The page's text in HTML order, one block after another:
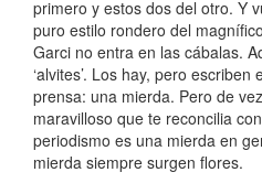
primero y estos dos del otro. Y
puro estilo rondero del
Garci no entra en las cábalas.
‘alvites’. Los hay, pero
prensa: una mierda. Pero de
maravilloso que te reconcilia
periodismo es una mierda en
mierda siempre surgen flores.